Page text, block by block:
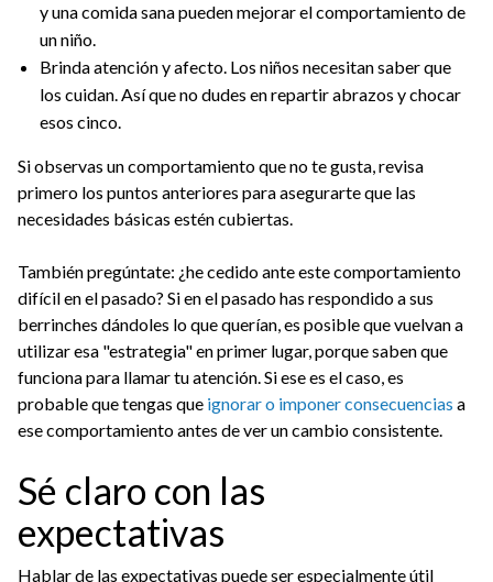
y una comida sana pueden mejorar el comportamiento de
un niño.
Brinda atención y afecto. Los niños necesitan saber que
los cuidan. Así que no dudes en repartir abrazos y chocar
esos cinco.
Si observas un comportamiento que no te gusta, revisa
primero los puntos anteriores para asegurarte que las
necesidades básicas estén cubiertas.
También pregúntate: ¿he cedido ante este comportamiento
difícil en el pasado? Si en el pasado has respondido a sus
berrinches dándoles lo que querían, es posible que vuelvan a
utilizar esa "estrategia" en primer lugar, porque saben que
funciona para llamar tu atención. Si ese es el caso, es
probable que tengas que ignorar o imponer consecuencias a
ese comportamiento antes de ver un cambio consistente.
Sé claro con las
expectativas
Hablar de las expectativas puede ser especialmente útil